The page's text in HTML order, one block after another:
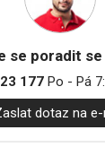
se poradit
177Po - Pá
dotaz na e-